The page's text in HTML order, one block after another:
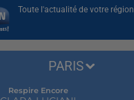
Toute l'actualité de votre région
Respire Encore
PARIS